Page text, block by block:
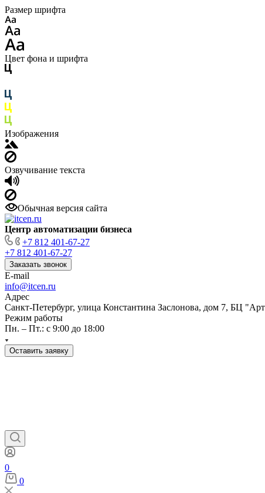
Размер шрифта
Цвет фона и шрифта
Изображения
Озвучивание текста
Обычная версия сайта
Центр автоматизации бизнеса
+7 812 401-67-27
+7 812 401-67-27
Заказать звонок
E-mail
info@itcen.ru
Адрес
Санкт-Петербург, улица Константина Заслонова, дом 7, БЦ
Режим работы
Пн. – Пт.: с 9:00 до 18:00
Оставить заявку
0
0